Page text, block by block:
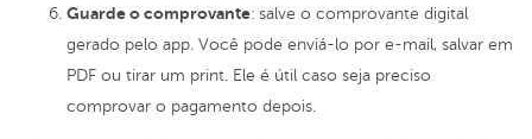
Guarde o comprovante: salve o comprovante digital
gerado pelo app. Você pode enviá-lo por e-mail, salvar em
PDF ou tirar um print. Ele é útil caso seja preciso
comprovar o pagamento depois.